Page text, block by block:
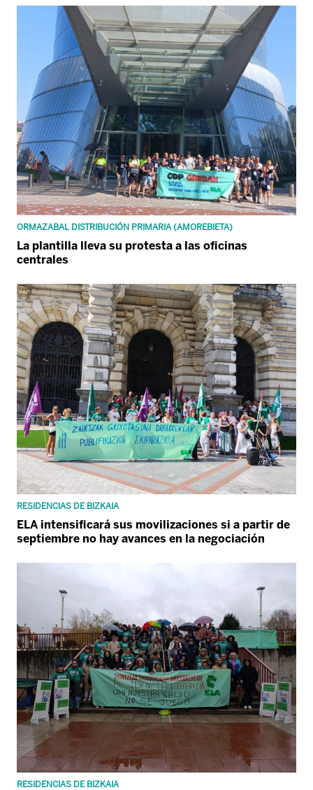
ORMAZABAL DISTRIBUCIÓN PRIMARIA (AMOREBIETA)
La plantilla lleva su protesta a las oficinas
centrales
RESIDENCIAS DE BIZKAIA
ELA intensificará sus movilizaciones si a partir de
septiembre no hay avances en la negociación
RESIDENCIAS DE BIZKAIA